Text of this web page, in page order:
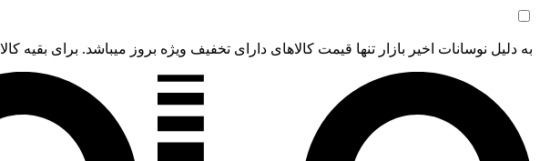
به دلیل نوسانات اخیر بازار تنها قیمت کالاهای دارای تخفیف ویژه بروز میباشد. برای بقیه